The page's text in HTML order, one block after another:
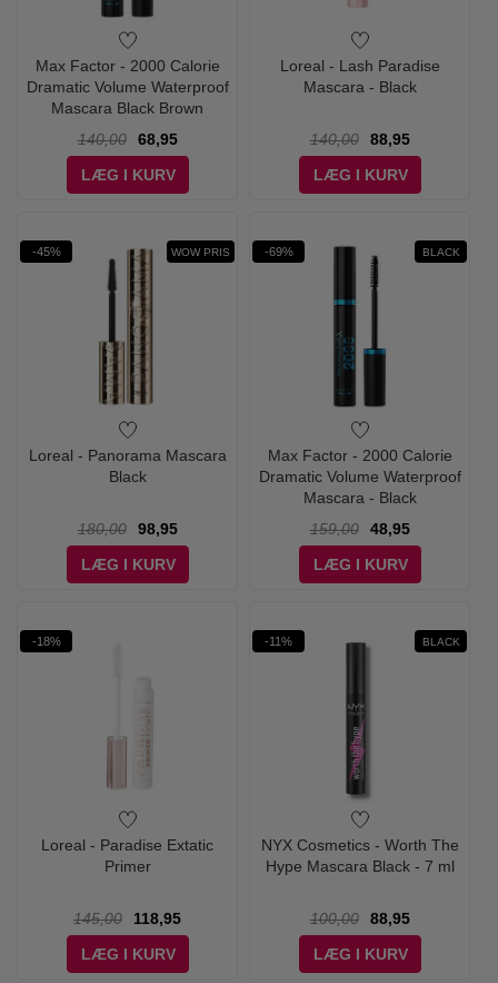
Max Factor - 2000 Calorie
Dramatic Volume Waterproof
Mascara Black Brown
140,00
68,95
LÆG I KURV
Loreal - Lash Paradise
Mascara - Black
140,00
88,95
LÆG I KURV
-45% WOW PRIS
Loreal - Panorama Mascara
Black
180,00
98,95
LÆG I KURV
-69% BLACK
Max Factor - 2000 Calorie
Dramatic Volume Waterproof
Mascara - Black
159,00
48,95
LÆG I KURV
-18%
Loreal - Paradise Extatic
Primer
145,00
118,95
LÆG I KURV
-11% BLACK
NYX Cosmetics - Worth The
Hype Mascara Black - 7 ml
100,00
88,95
LÆG I KURV